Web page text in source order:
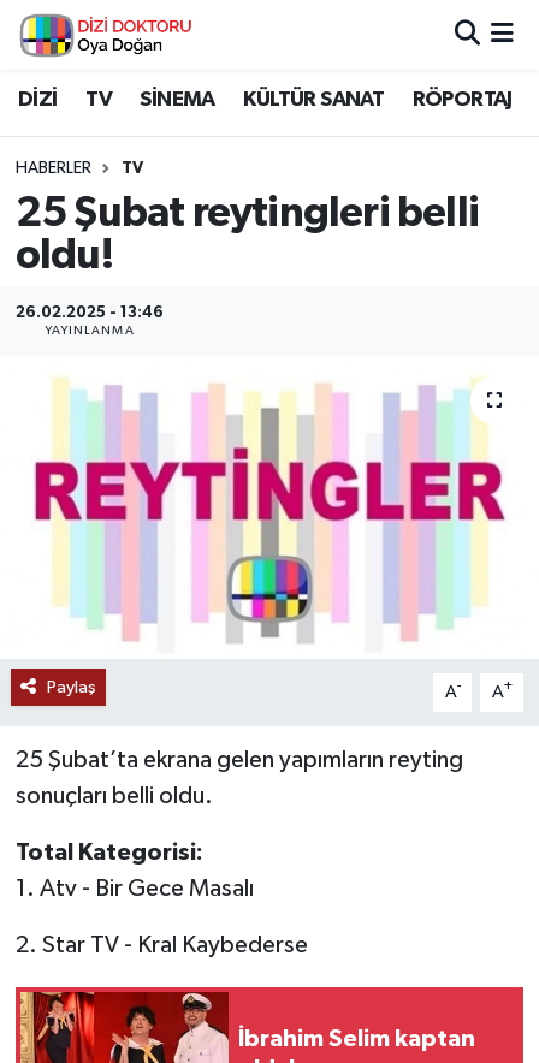
DİZİ TV SİNEMA KÜLTÜR SANAT RÖPORTAJ
HABERLER TV
25 Şubat reytingleri belli
oldu!
26.02.2025 - 13:46
YAYINLANMA
Paylaş A- A+
25 Şubat’ta ekrana gelen yapımların reyting
sonuçları belli oldu.
Total Kategorisi:
1. Atv - Bir Gece Masalı
2. Star TV - Kral Kaybederse
İbrahim Selim kaptan
İstanbul Nöbetçi Eczaneler
İstanbul Namaz Vakitleri
İstanbul Trafik Yoğunluk Haritası
Süper Lig Puan Durumu ve Fikstür
Tüm Manşetler
Son Dakika Haberleri
Haber Arşivi